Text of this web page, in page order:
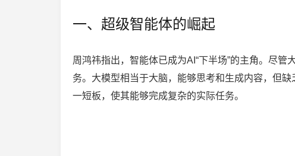
一、超级智能体的崛起
周鸿祎指出，智能体已成为AI“下半场”的主角。尽
务。大模型相当于大脑，能够思考和生成内容，但
一短板，使其能够完成复杂的实际任务。